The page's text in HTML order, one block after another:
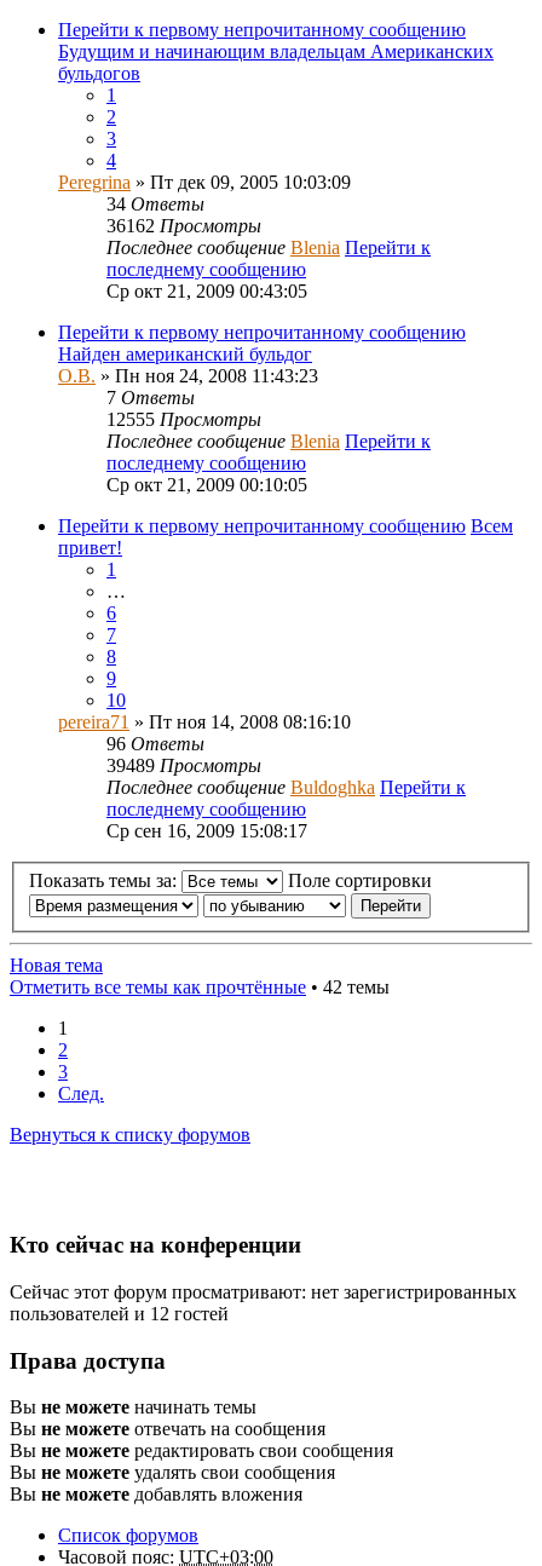
Перейти к первому непрочитанному сообщению
Будущим и начинающим владельцам Американских
бульдогов
1
2
3
4
Peregrina » Пт дек 09, 2005 10:03:09
34 Ответы
36162 Просмотры
Последнее сообщение Blenia Перейти к
последнему сообщению
Ср окт 21, 2009 00:43:05
Перейти к первому непрочитанному сообщению
Найден американский бульдог
О.В. » Пн ноя 24, 2008 11:43:23
7 Ответы
12555 Просмотры
Последнее сообщение Blenia Перейти к
последнему сообщению
Ср окт 21, 2009 00:10:05
Перейти к первому непрочитанному сообщению Всем
привет!
1
…
6
7
8
9
10
pereira71 » Пт ноя 14, 2008 08:16:10
96 Ответы
39489 Просмотры
Последнее сообщение Buldoghka Перейти к
последнему сообщению
Ср сен 16, 2009 15:08:17
Показать темы за: Поле сортировки
Новая тема
Отметить все темы как прочтённые • 42 темы
1
2
3
След.
Вернуться к списку форумов
Кто сейчас на конференции
Сейчас этот форум просматривают: нет зарегистрированных
пользователей и 12 гостей
Права доступа
Вы не можете начинать темы
Вы не можете отвечать на сообщения
Вы не можете редактировать свои сообщения
Вы не можете удалять свои сообщения
Вы не можете добавлять вложения
Список форумов
Часовой пояс: UTC+03:00